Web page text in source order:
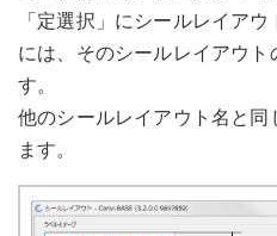
「定選択」にシールレイア
には、そのシールレイアウト
す。
他のシールレイアウト名と同
ます。